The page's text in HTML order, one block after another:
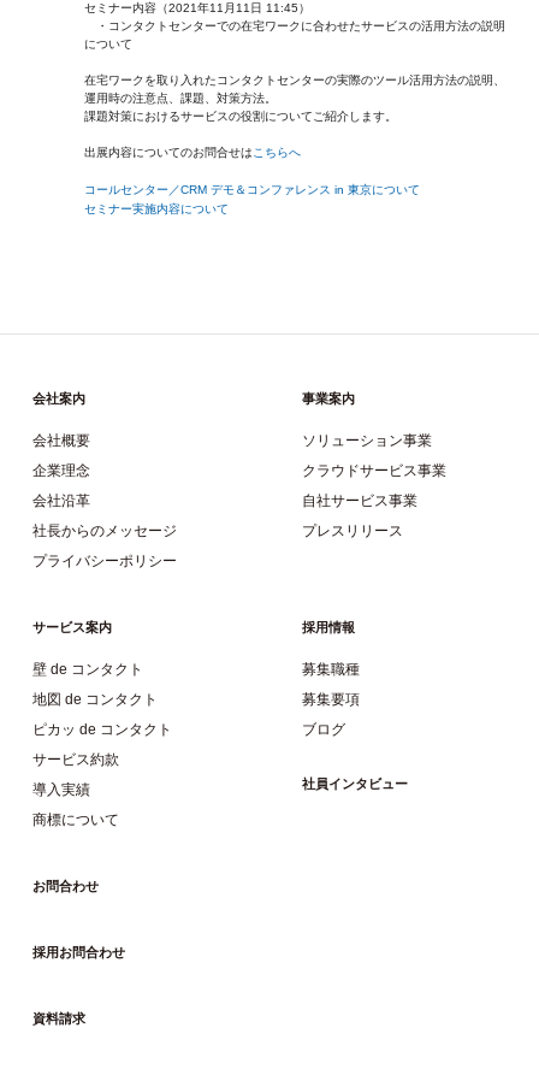
セミナー内容（2021年11月11日 11:45）
・コンタクトセンターでの在宅ワークに合わせたサービスの活用方法の説明
について
在宅ワークを取り入れたコンタクトセンターの実際のツール活用方法の説明、
運用時の注意点、課題、対策方法。
課題対策におけるサービスの役割についてご紹介します。
出展内容についてのお問合せは こちらへ
コールセンター／CRM デモ＆コンファレンス in 東京について
セミナー実施内容について
会社案内
会社概要
企業理念
会社沿革
社長からのメッセージ
プライバシーポリシー
事業案内
ソリューション事業
クラウドサービス事業
自社サービス事業
プレスリリース
サービス案内
壁 de コンタクト
地図 de コンタクト
ピカッ de コンタクト
サービス約款
導入実績
商標について
採用情報
募集職種
募集要項
ブログ
社員インタビュー
お問合わせ
採用お問合わせ
資料請求